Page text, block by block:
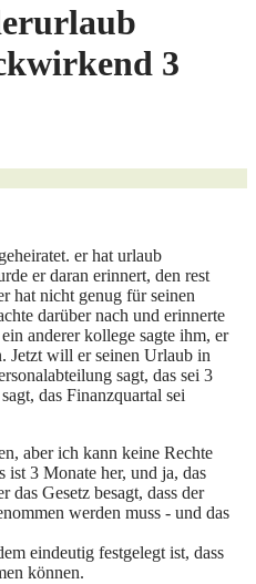
3
er hat urlaub
er daran erinnert, den rest
hat nicht genug für seinen
darüber nach und erinnerte
anderer kollege sagte ihm, er
Jetzt will er seinen Urlaub in
sagt, das sei 3
das Finanzquartal sei
aber ich kann keine Rechte
ist 3 Monate her, und ja, das
das Gesetz besagt, dass der
werden muss - und das
eindeutig festgelegt ist, dass
können.